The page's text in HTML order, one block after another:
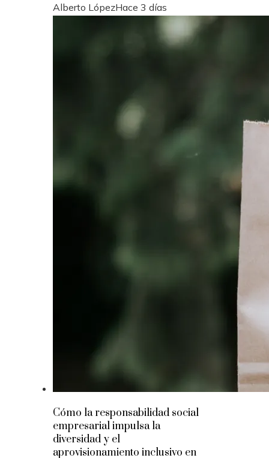
Alberto LópezHace 3 días
Cómo la responsabilidad social
empresarial impulsa la
diversidad y el
aprovisionamiento inclusivo en